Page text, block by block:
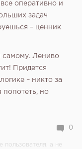
оперативно и
задач
– ценник
самому. Лениво
Придется
– никто за
попотеть, но
0
пользователя, а не